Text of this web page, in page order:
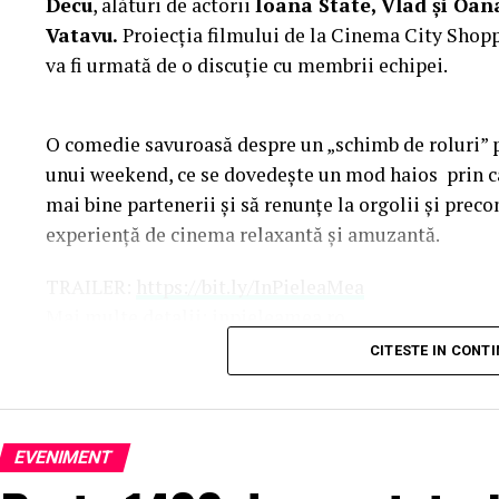
Vatavu. Proiecția filmului de la Cinema City
va fi urmată de o discuție cu membrii echipei.
O comedie savuroasă despre un „schimb de
unui weekend, ce se dovedește un mod haios prin
mai bine partenerii și să renunțe la orgolii și
experiență de cinema relaxantă și amuzantă.
Reprezentativă pentru modul în care
Gabriel Vatavu, alături de Ioana Ginghină,
CITESTE IN
EVENIMENT